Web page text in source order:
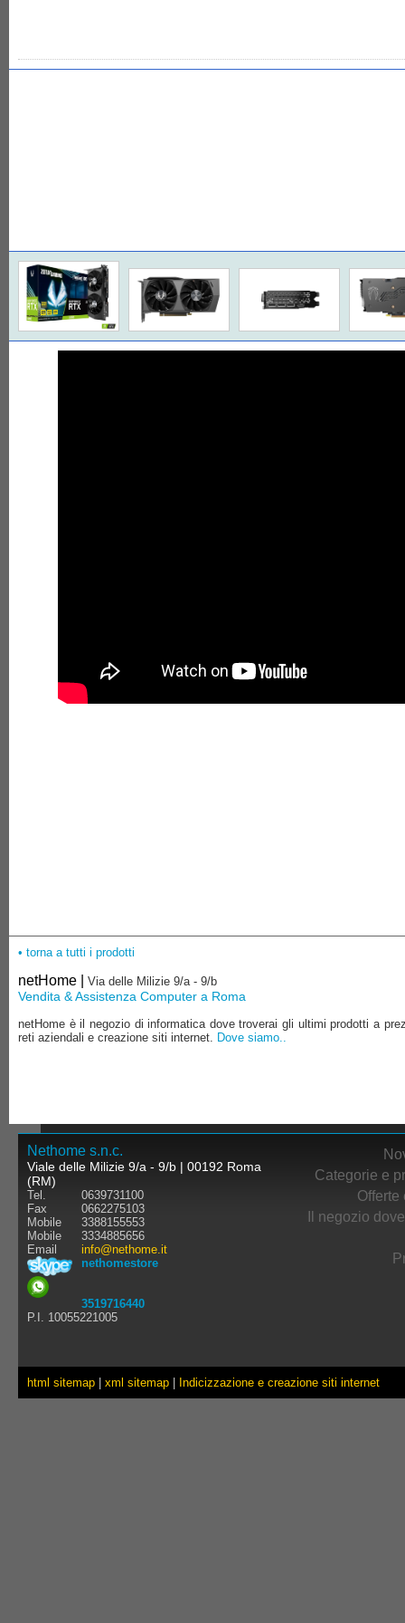
• torna a tutti i prodotti
netHome | Via delle Milizie 9/a - 9/b
Vendita & Assistenza Computer a Roma
netHome è il negozio di informatica dove troverai gli ultimi prodotti a
reti aziendali e creazione siti internet. Dove siamo..
Nethome s.n.c.
Viale delle Milizie 9/a - 9/b | 00192 Roma
(RM)
Tel.
Fax
Mobile
Mobile
Email
0639731100
0662275103
3388155553
3334885656
info@nethome.it
nethomestore
3519716440
P.I. 10055221005
Categorie e
Il negozio
html sitemap xml sitemap Indicizzazione e creazione siti internet